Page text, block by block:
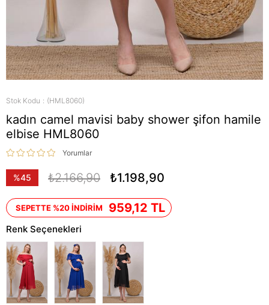
Stok Kodu (HML8060)
kadın camel mavisi baby shower şifon hamile
elbise HML8060
Yorumlar
%45
₺2.166,90 ₺1.198,90
SEPETTE %20 İNDİRİM 959,12 TL
Renk Seçenekleri